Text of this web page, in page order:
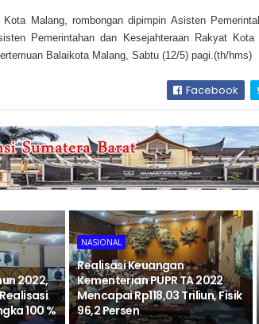
Malang, rombongan dipimpin Asisten
Pemerintahan dan Kesejahteraan Rakyat
Balaikota Malang, Sabtu (12/5) pagi.(th/hms)
Facebook
2022,
100 %
NASIONAL
Realisasi Keuangan
Kementerian PUPR TA 2022
Mencapai Rp118,03 Triliun, Fisik
96,2 Persen